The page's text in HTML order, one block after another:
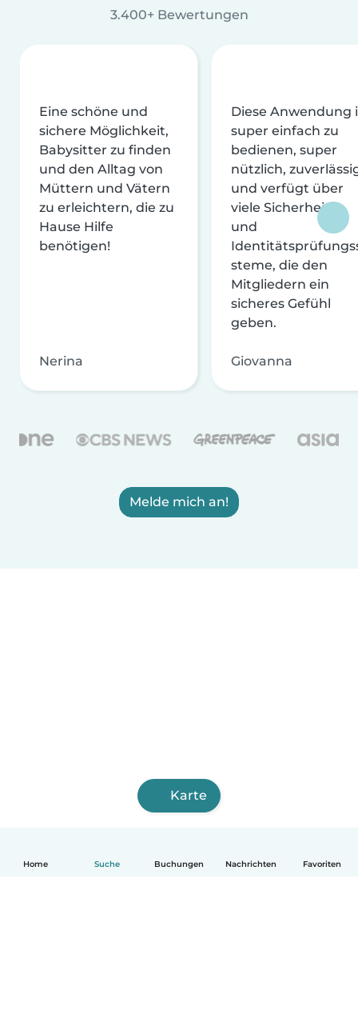
Home Suche Buchungen Nachrichten Favoriten
3.400+ Bewertungen
Eine schöne und
sichere Möglichkeit,
Babysitter zu finden
und den Alltag von
Müttern und Vätern
zu erleichtern, die zu
Hause Hilfe
benötigen!
Nerina
Diese Anwendung
super einfach zu
bedienen, super
nützlich,
und verfügt über
viele Sicherheits-
und
steme, die den
Mitgliedern ein
sicheres Gefühl
geben.
Giovanna
Melde mich an!
Karte